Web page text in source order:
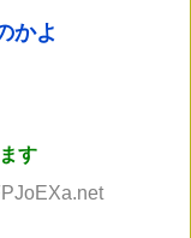
かよ
す